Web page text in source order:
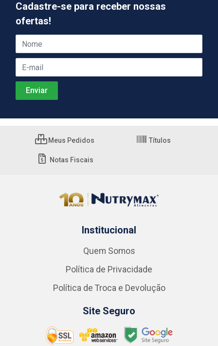
Cadastre-se para receber nossas
ofertas!
Meus Pedidos Títulos
Notas Fiscais
Institucional
Quem Somos
Política de Privacidade
Política de Troca e Devolução
Site Seguro